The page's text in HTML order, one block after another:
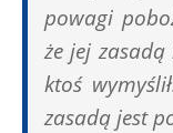
powagi
że jej
ktoś
zasadą jest